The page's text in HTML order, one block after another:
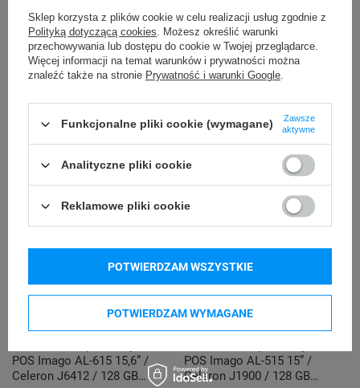
POS Imago AL-615 15,6” /
Celeron J6412 / 128 GB
POS Imago AL-515 15” /
Celeron J1900 / 128 GB
Sklep korzysta z plików cookie w celu realizacji usług zgodnie z
Polityką dotyczącą cookies. Możesz określić warunki
przechowywania lub dostępu do cookie w Twojej przeglądarce.
Więcej informacji na temat warunków i prywatności można
znaleźć także na stronie Prywatność i warunki Google.
Funkcjonalne pliki cookie (wymagane)
Zawsze
aktywne
Analityczne pliki cookie
Reklamowe pliki cookie
POTWIERDZAM WYMAGANE
POTWIERDZAM WSZYSTKIE